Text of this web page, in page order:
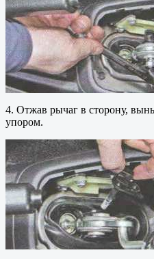
4. Отжав рычаг в сторону,
упором.